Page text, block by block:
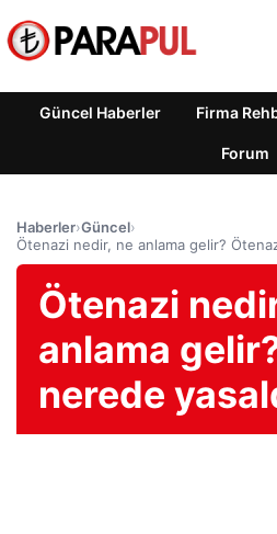
Güncel Haberler Firma
Forum
Haberler›Güncel›
Ötenazi nedir, ne anlama gelir?
Ötenazi
anlama
nerede